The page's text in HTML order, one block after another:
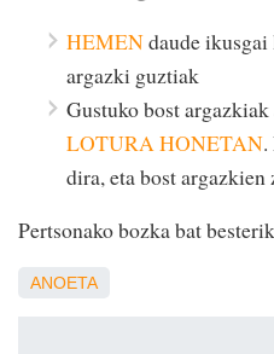
HEMENdaude
argazki guztiak
Gustuko bost
LOTURA HONETAN
dira, eta bost
Pertsonako bozka bat
ANOETA